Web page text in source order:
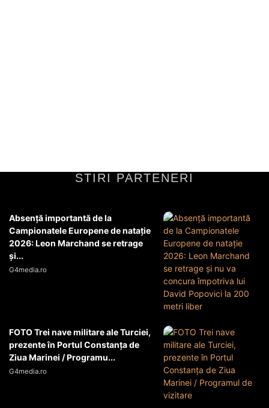
STIRI PARTENERI
Absență importantă de la
Campionatele Europene de natație
2026: Leon Marchand se retrage
și...
G4media.ro
FOTO Trei nave militare ale Turciei,
prezente în Portul Constanța de
Ziua Marinei / Programu...
G4media.ro